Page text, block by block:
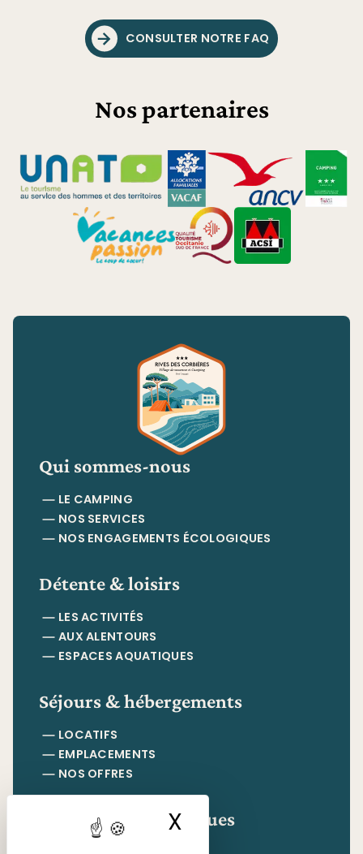
X Masquer le
CONSULTER NOTRE FAQ
Nos partenaires
Qui sommes-nous
LE CAMPING
NOS SERVICES
NOS ENGAGEMENTS ÉCOLOGIQUES
Détente & loisirs
LES ACTIVITÉS
AUX ALENTOURS
ESPACES AQUATIQUES
Séjours & hébergements
LOCATIFS
EMPLACEMENTS
NOS OFFRES
Informations pratiques